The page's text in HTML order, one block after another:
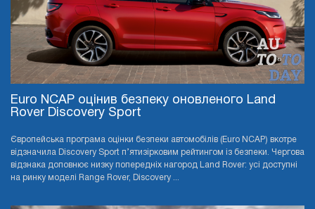
Euro NCAP оцінив безпеку оновленого Land
Rover Discovery Sport
Європейська програма оцінки безпеки автомобілів (Euro NCAP) вкотре
відзначила Discovery Sport п’ятизірковим рейтингом із безпеки. Чергова
відзнака доповнює низку попередніх нагород Land Rover: усі доступні
на ринку моделі Range Rover, Discovery ...